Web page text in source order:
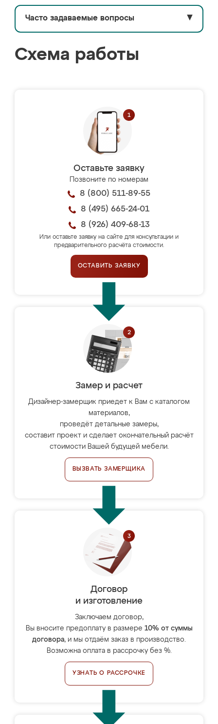
Часто задаваемые вопросы ▼
Схема работы
Оставьте заявку
Позвоните по номерам
8 (800) 511-89-55
8 (495) 665-24-01
8 (926) 409-68-13
Или оставьте заявку на сайте для консультации и
предварительного расчёта стоимости.
ОСТАВИТЬ ЗАЯВКУ
Замер и расчет
Дизайнер-замерщик приедет к Вам с каталогом
материалов,
проведёт детальные замеры,
составит проект и сделает окончательный расчёт
стоимости Вашей будущей мебели.
ВЫЗВАТЬ ЗАМЕРЩИКА
Договор
и изготовление
Заключаем договор,
Вы вносите предоплату в размере 10% от суммы
договора, и мы отдаём заказ в производство.
Возможна оплата в рассрочку без %.
УЗНАТЬ О РАССРОЧКЕ